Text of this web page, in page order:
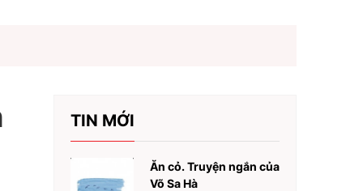
TIN MỚI
Ăn cỏ. Truyện ngắn của
Võ Sa Hà